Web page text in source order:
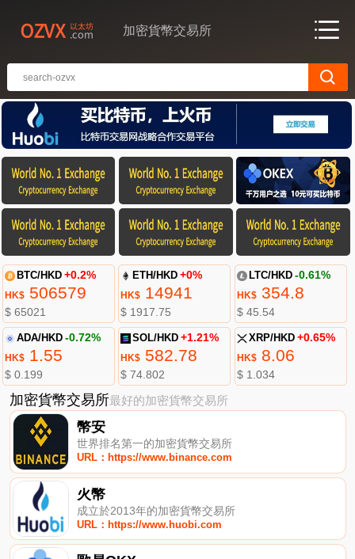
加密貨幣交易所
BTC/HKD +0.2%
HK$506579
$ 65021
ETH/HKD +0%
HK$ 14941
$ 1917.75
LTC/HKD -0.61%
HK$354.8
$ 45.54
ADA/HKD -0.72%
HK$1.55
$ 0.199
SOL/HKD +1.21%
HK$ 582.78
$ 74.802
XRP/HKD +0.65%
HK$8.06
$ 1.034
加密貨幣交易所最好的加密貨幣交易所
幣安
世界排名第一的加密貨幣交易所
URL：https://www.binance.com
火幣
成立於2013年的加密貨幣交易所
URL：https://www.huobi.com